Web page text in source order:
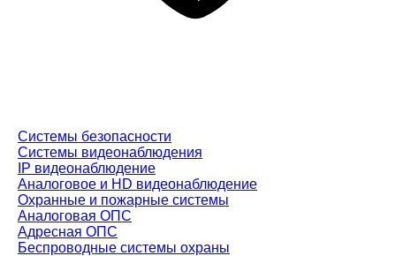
Системы безопасности
Системы видеонаблюдения
IP видеонаблюдение
Аналоговое и HD видеонаблюдение
Охранные и пожарные системы
Аналоговая ОПС
Адресная ОПС
Беспроводные системы охраны